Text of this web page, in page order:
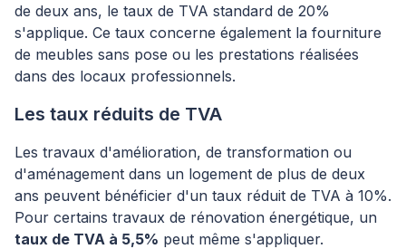
de deux ans, le taux de TVA standard de 20%
s'applique. Ce taux concerne également la fourniture
de meubles sans pose ou les prestations réalisées
dans des locaux professionnels.
Les taux réduits de TVA
Les travaux d'amélioration, de transformation ou
d'aménagement dans un logement de plus de deux
ans peuvent bénéficier d'un taux réduit de TVA à 10%.
Pour certains travaux de rénovation énergétique, un
taux de TVA à 5,5% peut même s'appliquer.